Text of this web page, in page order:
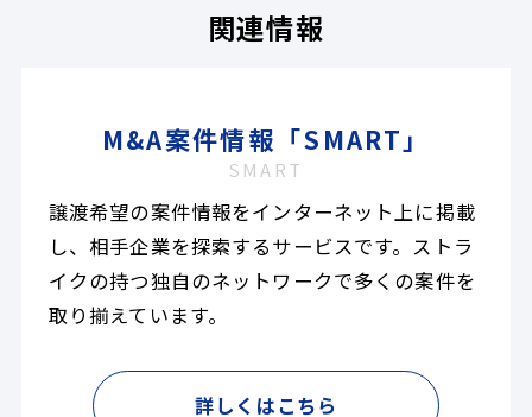
関連情報
M&A案件情報「SMART」
SMART
譲渡希望の案件情報をインターネット上に掲載
し、相手企業を探索するサービスです。ストラ
イクの持つ独自のネットワークで多くの案件を
取り揃えています。
詳しくはこちら